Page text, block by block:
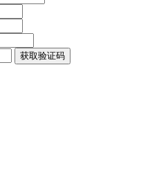
获取验证码